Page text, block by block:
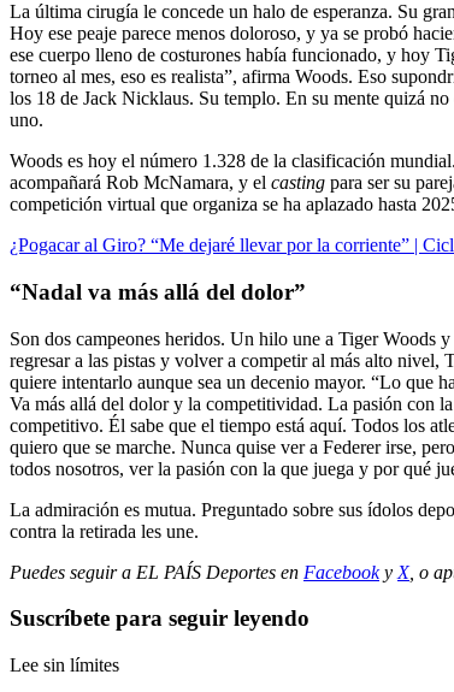
La última cirugía le concede un halo de esperanza. Su
Hoy ese peaje parece menos doloroso, y ya se probó
ese cuerpo lleno de costurones había funcionado, y hoy
torneo al mes, eso es realista”, afirma Woods. Eso
los 18 de Jack Nicklaus. Su templo. En su mente quizá
uno.
Woods es hoy el número 1.328 de la clasificación
acompañará Rob McNamara, y el casting para ser su
competición virtual que organiza se ha aplazado hasta
¿Pogacar al Giro? “Me dejaré llevar por la corriente” |
“Nadal va más allá del dolor”
Son dos campeones heridos. Un hilo une a Tiger Woods
regresar a las pistas y volver a competir al más alto nivel,
quiere intentarlo aunque sea un decenio mayor. “Lo que
Va más allá del dolor y la competitividad. La pasión con
competitivo. Él sabe que el tiempo está aquí. Todos los
quiero que se marche. Nunca quise ver a Federer irse,
todos nosotros, ver la pasión con la que juega y por qué
La admiración es mutua. Preguntado sobre sus ídolos
contra la retirada les une.
Puedes seguir a EL PAÍS Deportes en Facebooky X, o
Suscríbete para seguir leyendo
Lee sin límites